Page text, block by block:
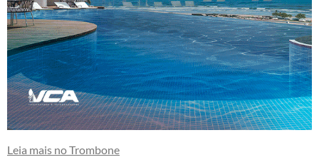
Leia mais no Trombone